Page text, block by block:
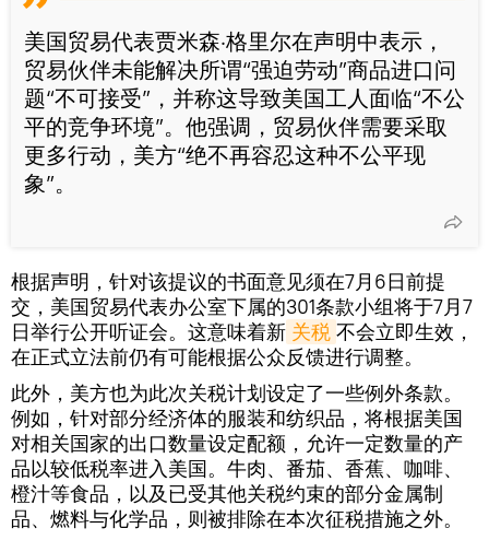
美国贸易代表贾米森·格里尔在声明中表示，
贸易伙伴未能解决所谓“强迫劳动”商品进口问
题“不可接受”，并称这导致美国工人面临“不公
平的竞争环境”。他强调，贸易伙伴需要采取
更多行动，美方“绝不再容忍这种不公平现
象”。
根据声明，针对该提议的书面意见须在7月6日前提
交，美国贸易代表办公室下属的301条款小组将于7月7
日举行公开听证会。这意味着新 关税 不会立即生效，
在正式立法前仍有可能根据公众反馈进行调整。
此外，美方也为此次关税计划设定了一些例外条款。
例如，针对部分经济体的服装和纺织品，将根据美国
对相关国家的出口数量设定配额，允许一定数量的产
品以较低税率进入美国。牛肉、番茄、香蕉、咖啡、
橙汁等食品，以及已受其他关税约束的部分金属制
品、燃料与化学品，则被排除在本次征税措施之外。